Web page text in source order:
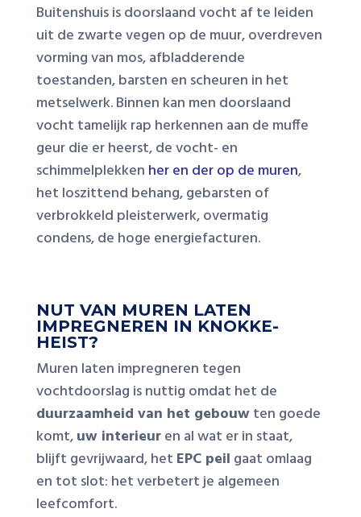
Buitenshuis is doorslaand vocht af te leiden
uit de zwarte vegen op de muur, overdreven
vorming van mos, afbladderende
toestanden, barsten en scheuren in het
metselwerk. Binnen kan men doorslaand
vocht tamelijk rap herkennen aan de muffe
geur die er heerst, de vocht- en
schimmelplekken her en der op de muren,
het loszittend behang, gebarsten of
verbrokkeld pleisterwerk, overmatig
condens, de hoge energiefacturen.
NUT VAN MUREN LATEN
IMPREGNEREN IN KNOKKE-
HEIST?
Muren laten impregneren tegen
vochtdoorslag is nuttig omdat het de
duurzaamheid van het gebouwten goede
komt,uw interieuren al wat er in staat,
blijft gevrijwaard, het EPC peil gaat omlaag
en tot slot: het verbetert je algemeen
leefcomfort.